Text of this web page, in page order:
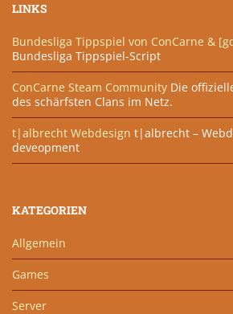
LINKS
Bundesliga Tippspiel von ConCarne &
Bundesliga Tippspiel-Script
ConCarne Steam Community Die
des schärfsten Clans im Netz.
t|albrecht Webdesign t|albrecht –
deveopment
KATEGORIEN
Allgemein
Games
Server